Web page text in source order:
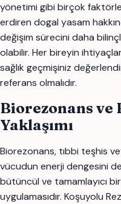
yönetimi gibi birçok
erdiren dogal yasam
değişim sürecini daha
olabilir. Her bireyin
sağlık geçmişiniz
referans olmalıdır.
Biorezonans ve
Yaklaşımı
Biorezonans, tıbbi teşhis
vücudun enerji dengesini
bütüncül ve tamamlayıcı
uygulamasıdır. Koşuyolu